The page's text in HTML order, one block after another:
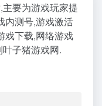
要为游戏玩家提
内测号,游戏激活
戏下载,网络游戏
子猪游戏网.